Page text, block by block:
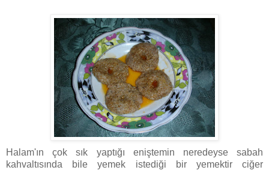
Halam'ın çok sık yaptığı eniştemin neredeyse sabah
kahvaltısında bile yemek istediği bir yemektir ciğer